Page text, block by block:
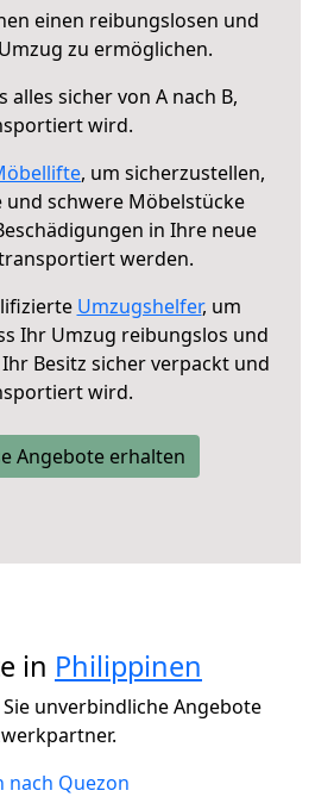
einen reibungslosen und
zu ermöglichen.
alles sicher von A nach B,
wird.
, um sicherzustellen,
und schwere Möbelstücke
in Ihre neue
werden.
Umzugshelfer, um
Ihr Umzug reibungslos und
Besitz sicher verpackt und
wird.
Angebote erhalten
in Philippinen
unverbindliche Angebote
nach Quezon